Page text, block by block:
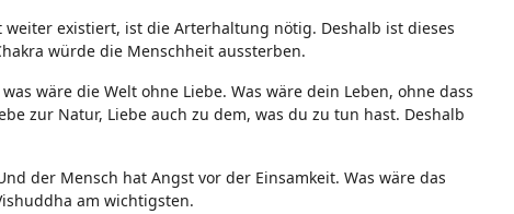
existiert, ist die Arterhaltung nötig. Deshalb ist dieses
würde die Menschheit aussterben.
wäre die Welt ohne Liebe. Was wäre dein Leben, ohne dass
zur Natur, Liebe auch zu dem, was du zu tun hast. Deshalb
der Mensch hat Angst vor der Einsamkeit. Was wäre das
am wichtigsten.